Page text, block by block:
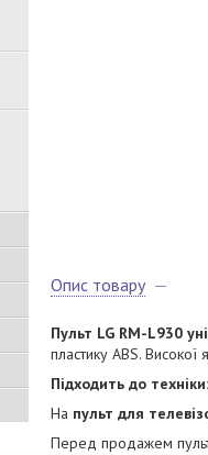
Опис товару
Пульт LG RM-L930
пластику ABS.
Підходить до техніки:
На пульт для
Перед продажем